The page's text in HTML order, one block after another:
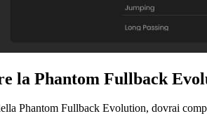
la Phantom Fullback
Phantom Fullback Evolution, dovrai